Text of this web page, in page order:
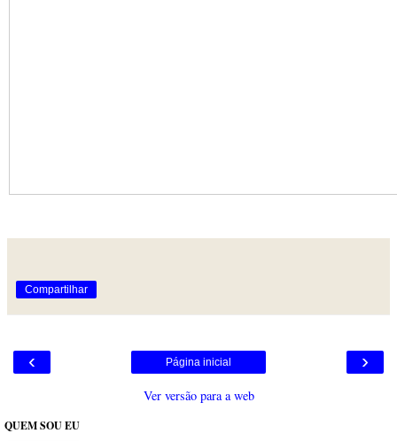
Compartilhar
‹ ›
Página inicial
Ver versão para a web
QUEM SOU EU